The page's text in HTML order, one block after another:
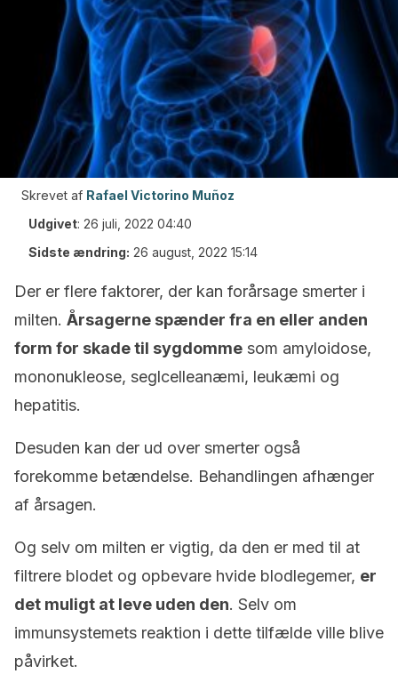
Skrevet af Rafael Victorino Muñoz
Udgivet: 26 juli, 2022 04:40
Sidste ændring: 26 august, 2022 15:14
Der er flere faktorer, der kan forårsage smerter i
milten. Årsagerne spænder fra en eller anden
form for skade til sygdomme som amyloidose,
mononukleose, seglcelleanæmi, leukæmi og
hepatitis.
Desuden kan der ud over smerter også
forekomme betændelse. Behandlingen afhænger
af årsagen.
Og selv om milten er vigtig, da den er med til at
filtrere blodet og opbevare hvide blodlegemer, er
det muligt at leve uden den. Selv om
immunsystemets reaktion i dette tilfælde ville blive
påvirket.